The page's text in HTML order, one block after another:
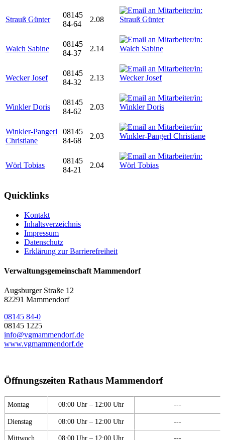
Strauß Günter
08145
84-64
2.08
Walch Sabine
08145
84-37
2.14
Wecker Josef
08145
84-32
2.13
Winkler Doris
08145
84-62
2.03
Winkler-Pangerl
Christiane
08145
84-68
2.03
Wörl Tobias
08145
84-21
2.04
Quicklinks
Kontakt
Inhaltsverzeichnis
Impressum
Datenschutz
Erklärung zur Barrierefreiheit
Verwaltungsgemeinschaft Mammendorf
Augsburger Straße 12
82291 Mammendorf
08145 84-0
08145 1225
info@vgmammendorf.de
www.vgmammendorf.de
Öffnungszeiten Rathaus Mammendorf
Montag 08:00 Uhr – 12:00 Uhr ---
Dienstag 08:00 Uhr – 12:00 Uhr ---
Mittwoch 08:00 Uhr – 12:00 Uhr ---